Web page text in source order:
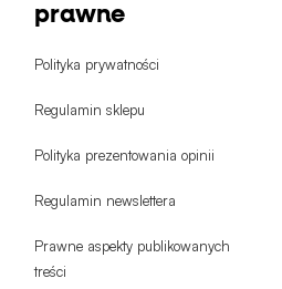
prawne
Polityka prywatności
Regulamin sklepu
Polityka prezentowania opinii
Regulamin newslettera
Prawne aspekty publikowanych
treści